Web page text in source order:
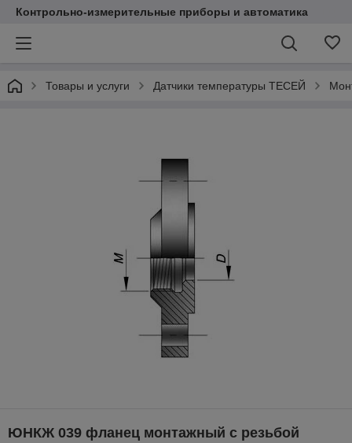
Контрольно-измерительные приборы и автоматика
Товары и услуги Датчики температуры ТЕСЕЙ
ЮНКЖ 039 фланец монтажный с резьбой